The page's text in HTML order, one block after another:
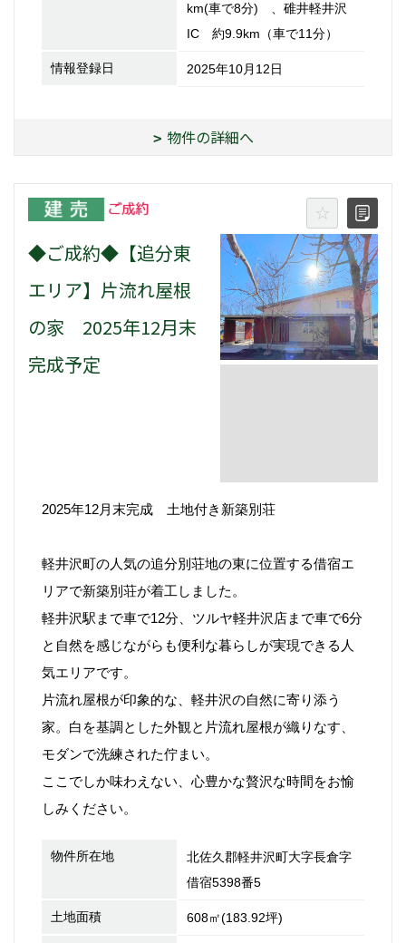
km(車で8分) 、碓井軽井沢
IC 約9.9km（車で11分）
情報登録日 2025年10月12日
物件の詳細へ
◆ご成約◆【追分東
エリア】片流れ屋根
の家 2025年12月末
完成予定
2025年12月末完成 土地付き新築別荘
軽井沢町の人気の追分別荘地の東に位置する借宿エ
リアで新築別荘が着工しました。
軽井沢駅まで車で12分、ツルヤ軽井沢店まで車で6分
と自然を感じながらも便利な暮らしが実現できる人
気エリアです。
片流れ屋根が印象的な、軽井沢の自然に寄り添う
家。白を基調とした外観と片流れ屋根が織りなす、
モダンで洗練された佇まい。
ここでしか味わえない、心豊かな贅沢な時間をお愉
しみください。
物件所在地
北佐久郡軽井沢町大字長倉字
借宿5398番5
土地面積 608㎡(183.92坪)